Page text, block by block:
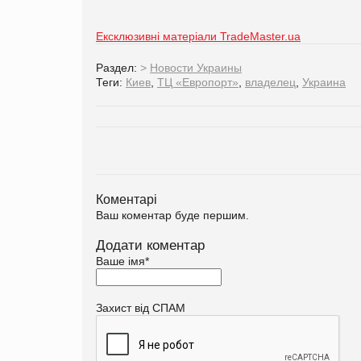
Ексклюзивні матеріали TradeMaster.ua
Раздел: > Новости Украины
Теги: Киев ТЦ «Европорт» владелец Украина
Коментарі
Ваш коментар буде першим.
Додати коментар
Ваше імя*
Захист від СПАМ